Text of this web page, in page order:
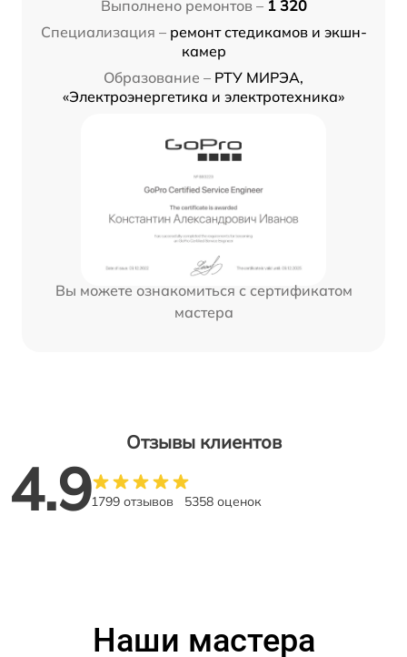
Выполнено ремонтов – 1 320
Специализация – ремонт стедикамов и экшн-
камер
Образование – РТУ МИРЭА,
«Электроэнергетика и электротехника»
Вы можете ознакомиться с сертификатом
мастера
Отзывы клиентов
4.91799 отзывов 5358 оценок
Наши мастера